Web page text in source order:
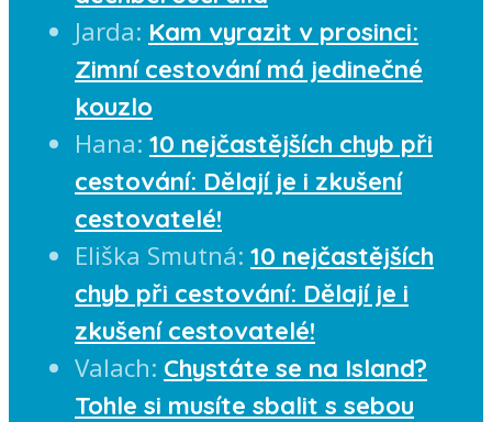
Jarda: Kam vyrazit v prosinci:
Zimní cestování má jedinečné
kouzlo
Hana: 10 nejčastějších chyb při
cestování: Dělají je i zkušení
cestovatelé!
Eliška Smutná: 10 nejčastějších
chyb při cestování: Dělají je i
zkušení cestovatelé!
Valach: Chystáte se na Island?
Tohle si musíte sbalit s sebou